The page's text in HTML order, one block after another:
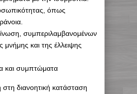
όπως
συμπεριλαμβανομένων
μνήμης και της έλλειψης
και συμπτώματα
διανοητική κατάσταση